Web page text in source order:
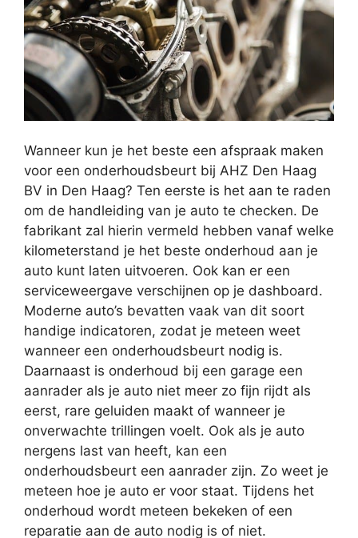
Wanneer kun je het beste een afspraak maken
voor een onderhoudsbeurt bij AHZ Den Haag
BV in Den Haag? Ten eerste is het aan te raden
om de handleiding van je auto te checken. De
fabrikant zal hierin vermeld hebben vanaf welke
kilometerstand je het beste onderhoud aan je
auto kunt laten uitvoeren. Ook kan er een
serviceweergave verschijnen op je dashboard.
Moderne auto’s bevatten vaak van dit soort
handige indicatoren, zodat je meteen weet
wanneer een onderhoudsbeurt nodig is.
Daarnaast is onderhoud bij een garage een
aanrader als je auto niet meer zo fijn rijdt als
eerst, rare geluiden maakt of wanneer je
onverwachte trillingen voelt. Ook als je auto
nergens last van heeft, kan een
onderhoudsbeurt een aanrader zijn. Zo weet je
meteen hoe je auto er voor staat. Tijdens het
onderhoud wordt meteen bekeken of een
reparatie aan de auto nodig is of niet.